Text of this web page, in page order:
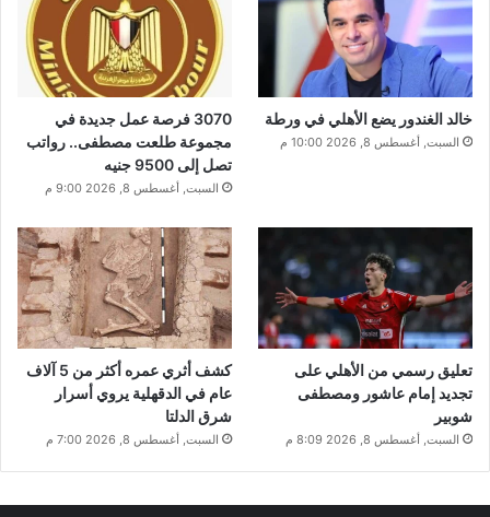
خالد الغندور يضع الأهلي في ورطة
السبت, أغسطس 8, 2026 10:00 م
3070 فرصة عمل جديدة في
مجموعة طلعت مصطفى.. رواتب
تصل إلى 9500 جنيه
السبت, أغسطس 8, 2026 9:00 م
تعليق رسمي من الأهلي على
تجديد إمام عاشور ومصطفى
شوبير
السبت, أغسطس 8, 2026 8:09 م
كشف أثري عمره أكثر من 5 آلاف
عام في الدقهلية يروي أسرار
شرق الدلتا
السبت, أغسطس 8, 2026 7:00 م